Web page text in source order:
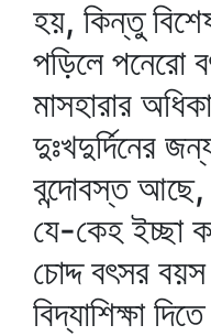
হয়, কিন্তু
পড়িলে পনেরো
মাসহারার
দুঃখদুর্দিনের
বন্দোবস্ত
যে-কেহ ইচ্ছা
চোদ্দ বৎসর
বিদ্যাশিক্ষা